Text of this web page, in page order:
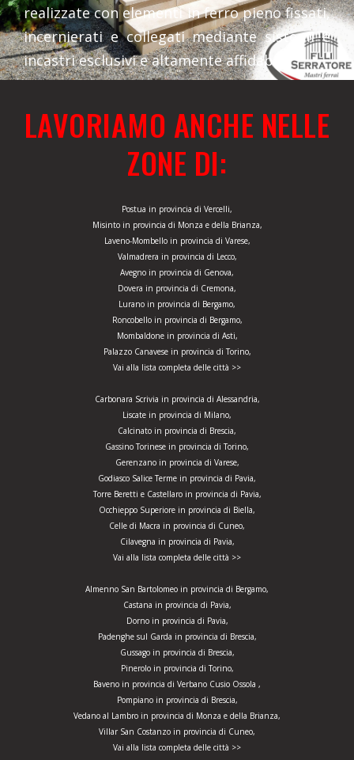
realizzate con elementi in ferro pieno fissati,
incernierati e collegati mediante sistemi e
incastri esclusivi e altamente affidabili.
LAVORIAMO ANCHE NELLE
ZONE DI:
Postua in provincia di Vercelli,
Misinto in provincia di Monza e della Brianza,
Laveno-Mombello in provincia di Varese,
Valmadrera in provincia di Lecco,
Avegno in provincia di Genova,
Dovera in provincia di Cremona,
Lurano in provincia di Bergamo,
Roncobello in provincia di Bergamo,
Mombaldone in provincia di Asti,
Palazzo Canavese in provincia di Torino,
Vai alla lista completa delle città >>
Carbonara Scrivia in provincia di Alessandria,
Liscate in provincia di Milano,
Calcinato in provincia di Brescia,
Gassino Torinese in provincia di Torino,
Gerenzano in provincia di Varese,
Godiasco Salice Terme in provincia di Pavia,
Torre Beretti e Castellaro in provincia di Pavia,
Occhieppo Superiore in provincia di Biella,
Celle di Macra in provincia di Cuneo,
Cilavegna in provincia di Pavia,
Vai alla lista completa delle città >>
Almenno San Bartolomeo in provincia di Bergamo,
Castana in provincia di Pavia,
Dorno in provincia di Pavia,
Padenghe sul Garda in provincia di Brescia,
Gussago in provincia di Brescia,
Pinerolo in provincia di Torino,
Baveno in provincia di Verbano Cusio Ossola ,
Pompiano in provincia di Brescia,
Vedano al Lambro in provincia di Monza e della Brianza,
Villar San Costanzo in provincia di Cuneo,
Vai alla lista completa delle città >>